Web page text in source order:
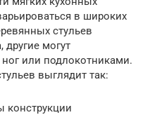
в широких
стульев
другие могут
ног или подлокотниками.
выглядит так:
конструкции